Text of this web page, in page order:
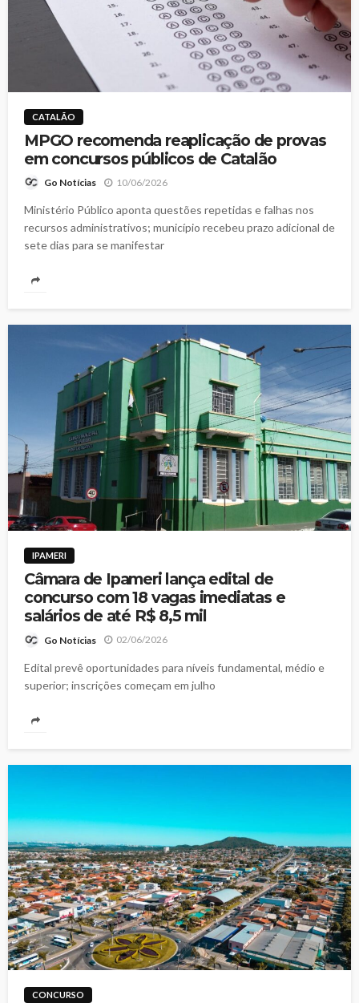
CATALÃO
MPGO recomenda reaplicação de provas
em concursos públicos de Catalão
Go Notícias 10/06/2026
Ministério Público aponta questões repetidas e falhas nos
recursos administrativos; município recebeu prazo adicional de
sete dias para se manifestar
IPAMERI
Câmara de Ipameri lança edital de
concurso com 18 vagas imediatas e
salários de até R$ 8,5 mil
Go Notícias 02/06/2026
Edital prevê oportunidades para níveis fundamental, médio e
superior; inscrições começam em julho
CONCURSO